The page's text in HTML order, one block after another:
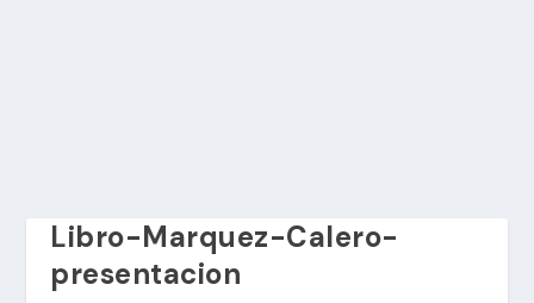
Libro-Marquez-Calero-
presentacion